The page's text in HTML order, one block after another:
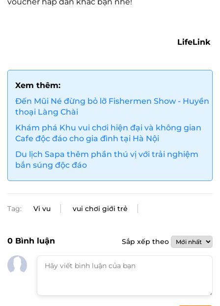
LifeLink
Xem thêm:
Đến Mũi Né đừng bỏ lỡ Fishermen Show - Huyền
thoại Làng Chài
Khám phá Khu vui chơi hiện đại và không gian
Cafe độc đáo cho gia đình tại Hà Nội
Du lịch Sapa thêm phần thú vị với trải nghiệm
bắn súng độc đáo
Tag: Vi vu vui chơi giới trẻ
0 Bình luận Sắp xếp theo